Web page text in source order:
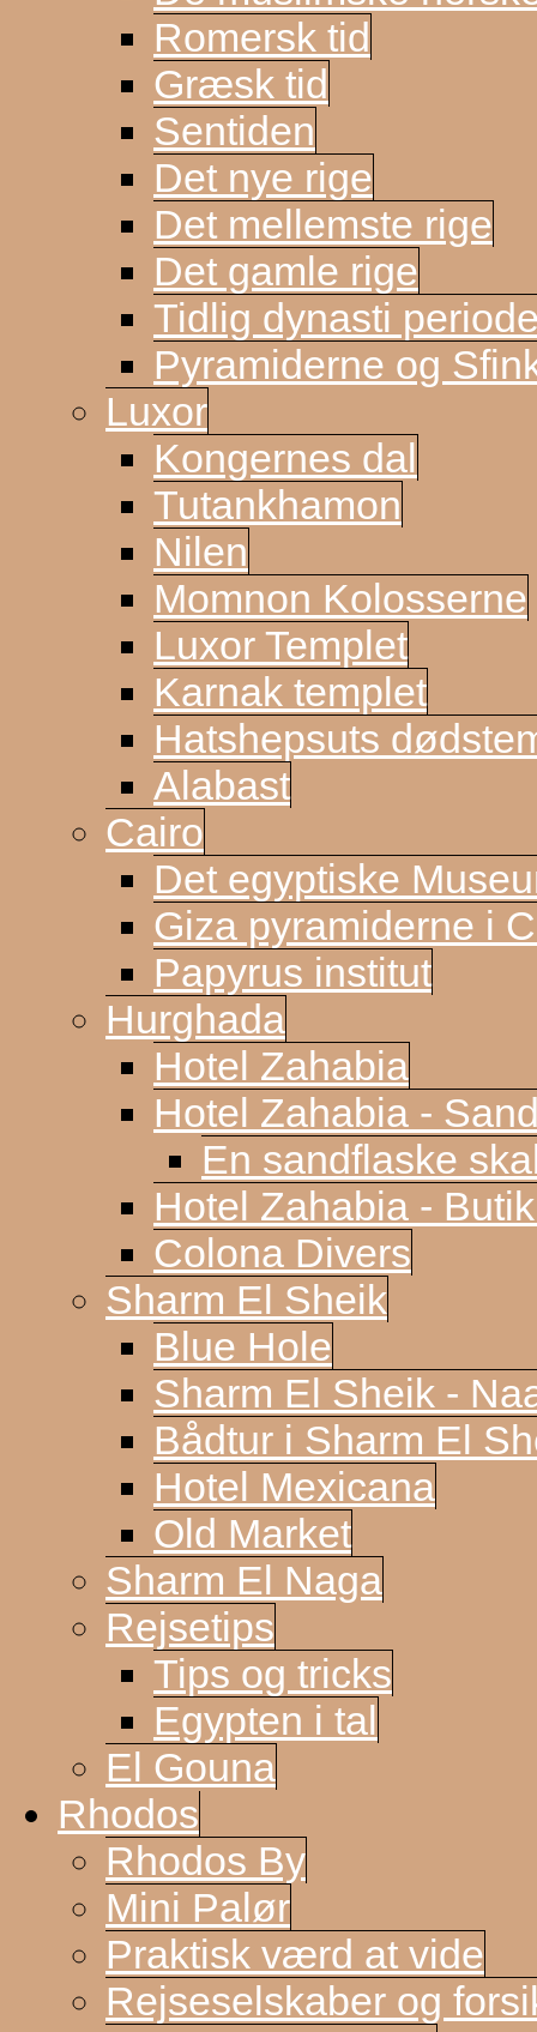
Romersk tid
Græsk tid
Sentiden
Det nye rige
Det mellemste rige
Det gamle rige
Tidlig dynasti
Pyramiderne og
Luxor
Kongernes dal
Tutankhamon
Nilen
Momnon Kolosserne
Luxor Templet
Karnak templet
Hatshepsuts
Alabast
Cairo
Det egyptiske
Giza pyramiderne i
Papyrus institut
Hurghada
Hotel Zahabia
Hotel Zahabia -
En sandflaske
Hotel Zahabia -
Colona Divers
Sharm El Sheik
Blue Hole
Sharm El Sheik -
Bådtur i Sharm El
Hotel Mexicana
Old Market
Sharm El Naga
Rejsetips
Tips og tricks
Egypten i tal
El Gouna
Rhodos
Rhodos By
Mini Palør
Praktisk værd at vide
Rejseselskaber og